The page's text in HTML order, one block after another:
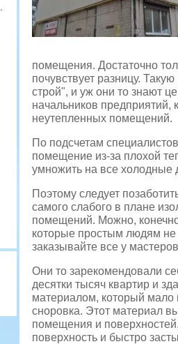
помещения. Достаточно
почувствует разницу.
строй", и уж они то знают
начальников предприятий,
неутепленных помещений.
По подсчетам
помещение из-за плохой
умножить на все холодные
Поэтому следует
самого слабого в плане
помещений. Можно,
которые простым людям не
заказывайте все у
Они то зарекомендовали
десятки тысяч квартир и
материалом, который мало
сноровка. Этот материал
помещения и
поверхность и быстро